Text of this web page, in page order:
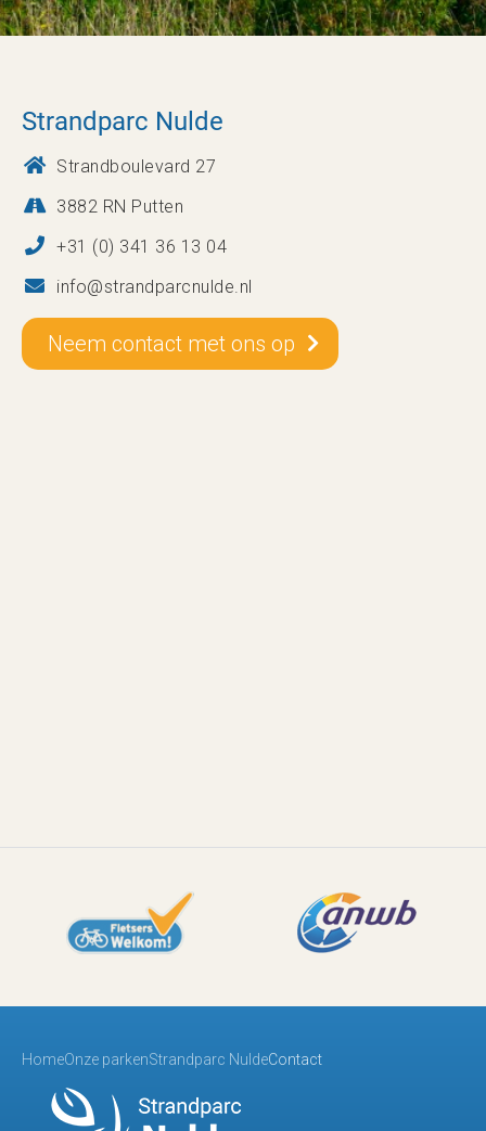
Strandparc Nulde
Strandboulevard 27
3882 RN Putten
+31 (0) 341 36 13 04
info@strandparcnulde.nl
Neem contact met ons op
HomeOnze parkenStrandparc NuldeContact